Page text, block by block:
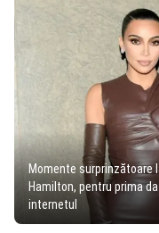
Momente surprinzătoare
Hamilton, pentru prima
internetul